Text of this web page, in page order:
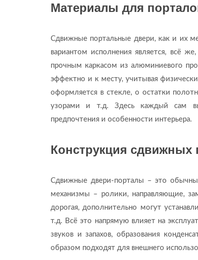
Материалы для
Сдвижные портальные двери, как и их
вариантом исполнения является, всё
прочным каркасом из алюминиевого
эффектно и к месту, учитывая
оформляется в стекле, о остатки
узорами и т.д. Здесь каждый сам
предпочтения и особенности интерьера.
Конструкция сдвижных
Сдвижные двери-порталы – это
механизмы – ролики, направляющие,
дорогая, дополнительно могут
т.д. Всё это напрямую влияет на
звуков и запахов, образования
образом подходят для внешнего